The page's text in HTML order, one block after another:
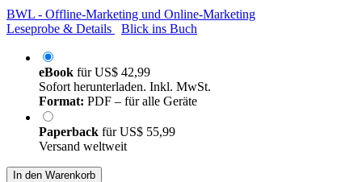
BWL - Offline-Marketing und Online-Marketing
Leseprobe & Details
Blick ins Buch
eBook fürUS$ 42,99
Sofort herunterladen. Inkl. MwSt.
Format: PDF – für alle Geräte
Paperback fürUS$ 55,99
Versand weltweit
In den Warenkorb